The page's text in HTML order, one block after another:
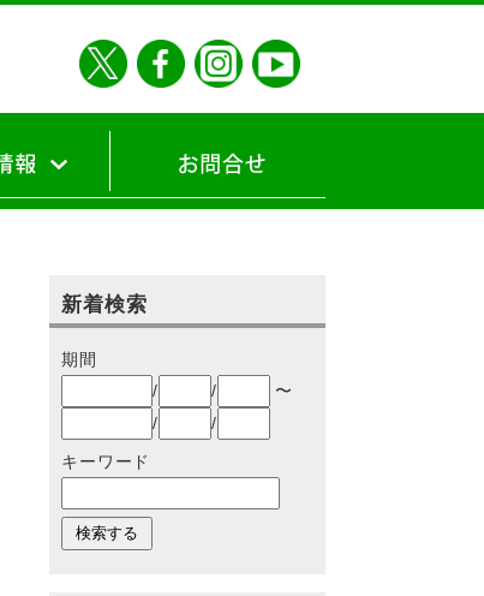
新着検索
期間
/
/
〜
/
/
キーワード